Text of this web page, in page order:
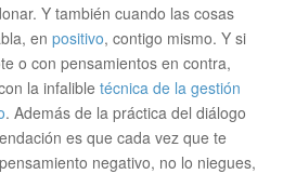
Y también cuando las cosas
en positivo, contigo mismo. Y si
o con pensamientos en contra,
la infalible técnica de la gestión
. Además de la práctica del diálogo
es que cada vez que te
negativo, no lo niegues,